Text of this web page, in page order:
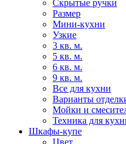
Скрытые ручки
Размер
Мини-кухни
Узкие
3 кв. м.
5 кв. м.
6 кв. м.
9 кв. м.
Все для кухни
Варианты
Мойки и
Техника для
Шкафы-купе
Цвет